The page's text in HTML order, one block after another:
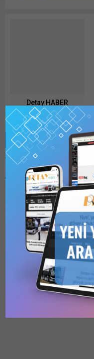
Detay HABER
Benzer Konular
Bu kategori yalnızca
üyeler tarafından
görüntülenebilir. Bu
kategoriyi
görüntülemek için1
Kullanıcılı // 6 Aylık
Abonelik
1 Kullanıcılı
// Yıllık Abonelik,3
Kullanıcılı // Yıllık
Abonelikveya6
Kullanıcılı // Yıllık
Aboneliksatın alarak
kaydolun.